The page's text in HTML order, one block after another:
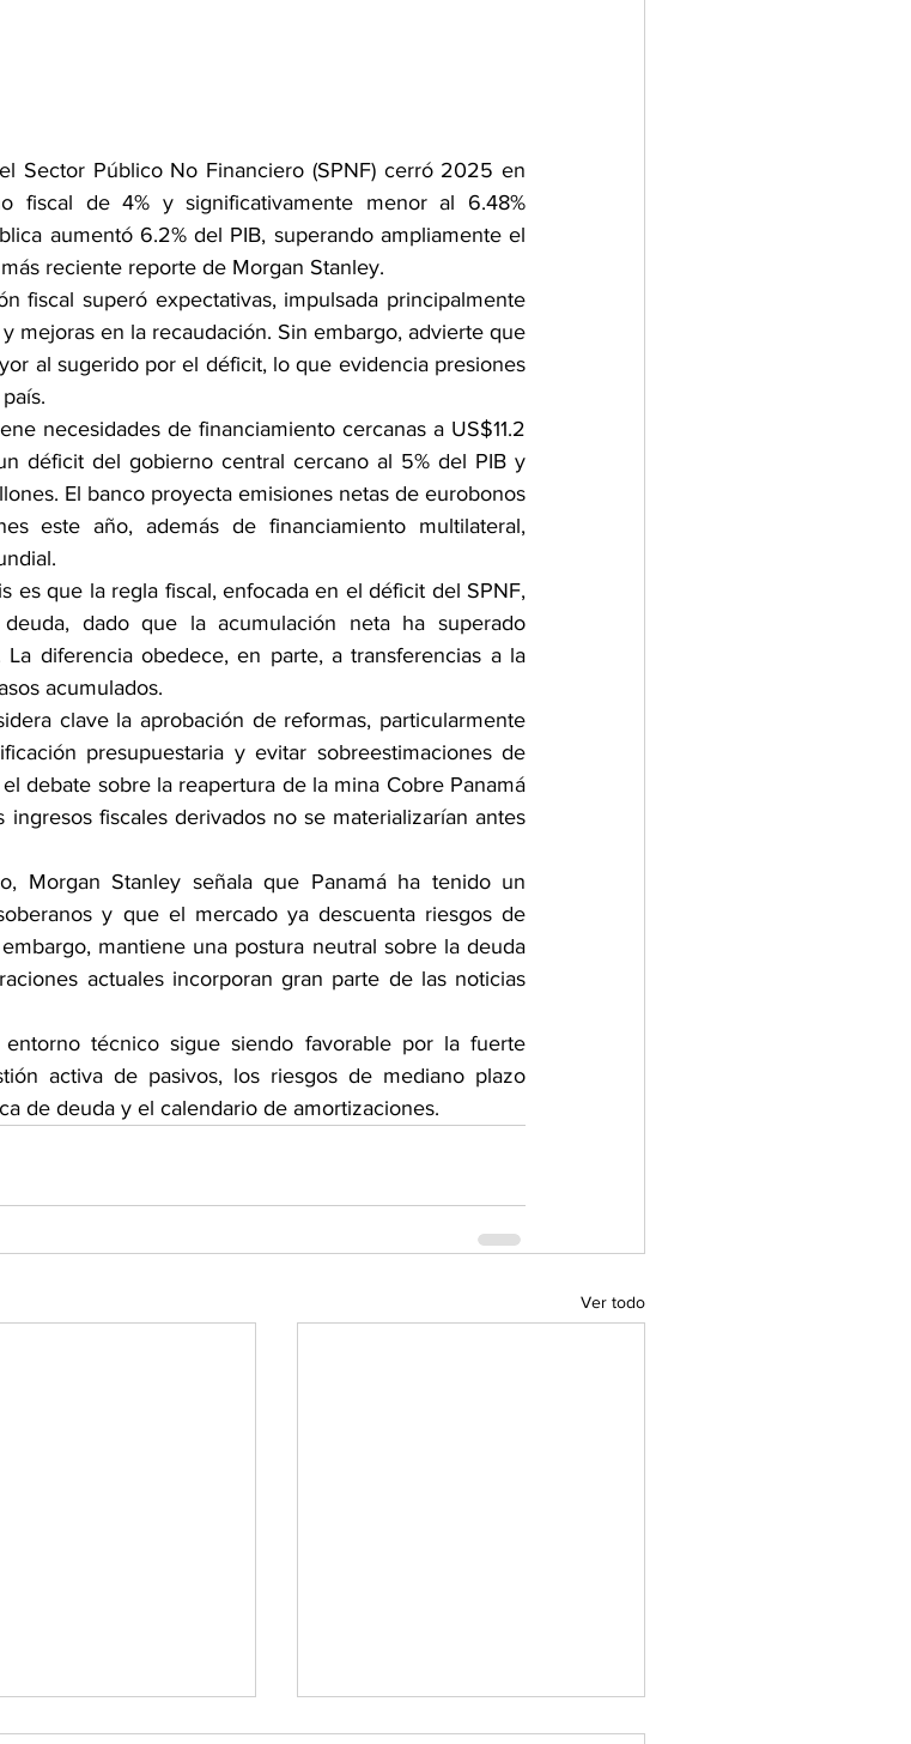
Sector Público No Financiero (SPNF) cerró 2025 en
fiscal de 4% y significativamente menor al 6.48%
aumentó 6.2% del PIB, superando ampliamente el
reciente reporte de Morgan Stanley.
fiscal superó expectativas, impulsada principalmente
mejoras en la recaudación. Sin embargo, advierte que
al sugerido por el déficit, lo que evidencia presiones
necesidades de financiamiento cercanas a US$11.2
déficit del gobierno central cercano al 5% del PIB y
El banco proyecta emisiones netas de eurobonos
este año, además de financiamiento multilateral,
es que la regla fiscal, enfocada en el déficit del SPNF,
dado que la acumulación neta ha superado
diferencia obedece, en parte, a transferencias a la
acumulados.
clave la aprobación de reformas, particularmente
presupuestaria y evitar sobreestimaciones de
debate sobre la reapertura de la mina Cobre Panamá
fiscales derivados no se materializarían antes
Morgan Stanley señala que Panamá ha tenido un
y que el mercado ya descuenta riesgos de
mantiene una postura neutral sobre la deuda
actuales incorporan gran parte de las noticias
técnico sigue siendo favorable por la fuerte
activa de pasivos, los riesgos de mediano plazo
de deuda y el calendario de amortizaciones.
Ver todo